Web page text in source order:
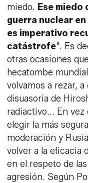
miedo. Ese
guerra nuclear
es imperativo
catástrofe". Es
otras ocasiones
hecatombe
volvamos a rezar,
disuasoria de
radiactivo... En
elegir la más
moderación y
volver a la eficacia
en el respeto de
agresión. Según